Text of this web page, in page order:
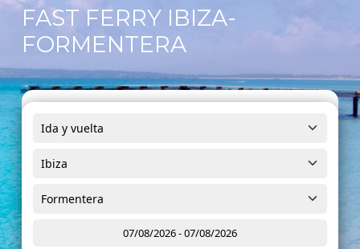
FAST FERRY IBIZA-
FORMENTERA